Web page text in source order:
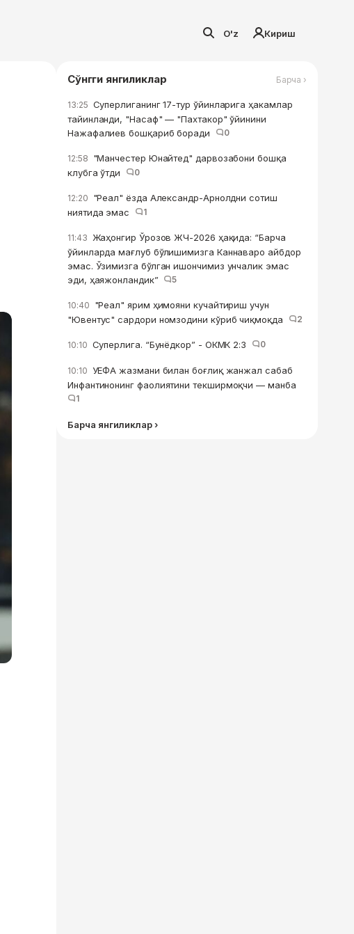
O'z Кириш
Сўнгги янгиликлар Барча ›
13:25 Суперлиганинг 17-тур ўйинларига ҳакамлар
тайинланди, "Насаф" — "Пахтакор" ўйинини
Нажафалиев бошқариб боради
0
12:58 "Манчестер Юнайтед" дарвозабони бошқа
клубга ўтди
0
12:20 "Реал" ёзда Александр-Арнолдни сотиш
ниятида эмас
1
11:43 Жаҳонгир Ўрозов ЖЧ-2026 ҳақида: “Барча
ўйинларда мағлуб бўлишимизга Каннаваро айбдор
эмас. Ўзимизга бўлган ишончимиз унчалик эмас
эди, ҳаяжонландик”
5
10:40 "Реал" ярим ҳимояни кучайтириш учун
"Ювентус" сардори номзодини кўриб чиқмоқда
2
10:10 Суперлига. “Бунёдкор” - ОКМК 2:3 0
10:10 УЕФА жазмани билан боғлиқ жанжал сабаб
Инфантинонинг фаолиятини текширмоқчи — манба
1
Барча янгиликлар ›